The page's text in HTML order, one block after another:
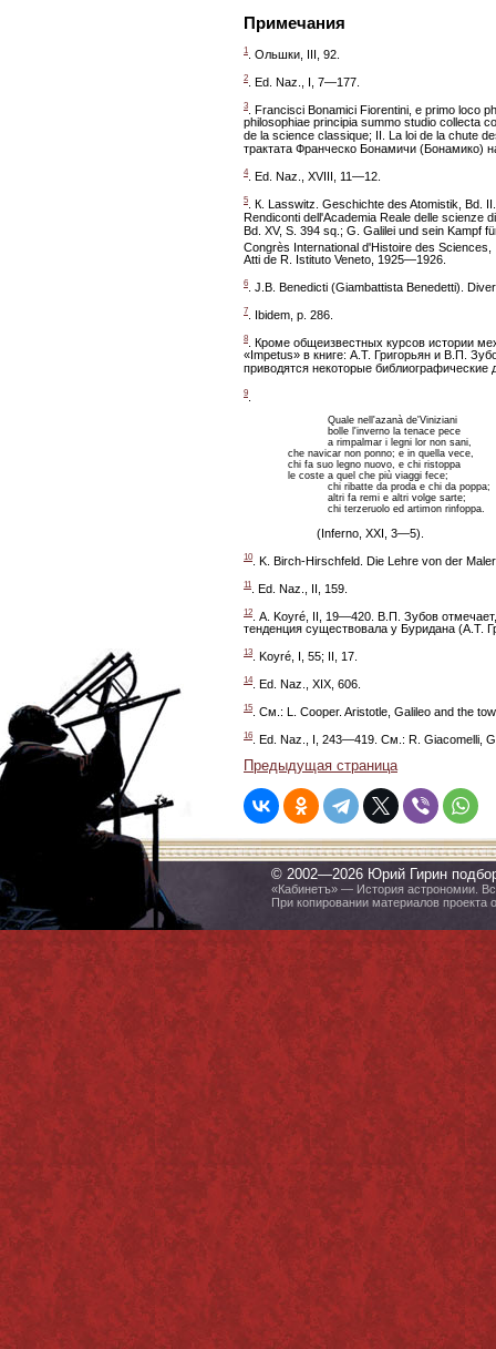
Примечания
1 . Ольшки, III, 92.
2 . Ed. Naz., I, 7—177.
3
. Francisci Воnamici Fiorentini, e primo loco
philosophiae principia summo studio collecta
de la science classique; II. La loi de la chute
трактата Франческо Бонамичи (Бонамико)
4. Ed. Naz., XVIII, 11—12.
5
. К. Lasswitz. Geschichte des Atomistik, Bd.
Rendiconti dell'Academia Reale delle scienze
Bd. XV, S. 394 sq.; G. Galilei und sein Kampf
Congrès International d'Histoire des Sciences,
Atti de R. Istituto Veneto, 1925—1926.
6 . J.B. Benedicti (Giambattista Benedetti).
7 . Ibidem, p. 286.
8
. Кроме общеизвестных курсов истории
«Impetus» в книге: А.Т. Григорьян и В.П.
приводятся некоторые библиографические
9
Quale nell'azanà de'Viniziani
bolle l'inverno la tenace pece
a rimpalmar i legni lor non sani,
che navicar non ponno; e in quella vece,
chi fa suo legno nuovo, e chi ristoppa
le coste a quel che più viaggi fece;
chi ribatte da proda e chi da poppa;
altri fa remi e altri volge sarte;
chi terzeruolo ed artimon rinfoppa.
(Inferno, XXI, 3—5).
10 . K. Birch-Hirschfeld. Die Lehre von der
11 . Ed. Naz., II, 159.
12
. А. Koyré, II, 19—420. В.П. Зубов
тенденция существовала у Буридана (А.Т.
13 . Koyré, I, 55; II, 17.
14. Ed. Naz., XIX, 606.
15 . См.: L. Cooper. Aristotle, Galileo and the
16 . Ed. Naz., I, 243—419. См.: R. Giacomelli,
Предыдущая страница
© 2002—2026 Юрий Гирин
«Кабинетъ» — История астрономии.
При копировании материалов проекта